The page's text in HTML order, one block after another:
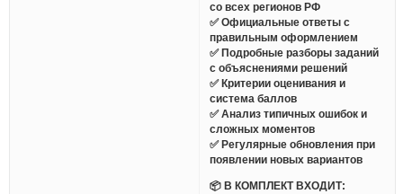
со всех регионов РФ
✅ Официальные ответы с
правильным оформлением
✅ Подробные разборы заданий
с объяснениями решений
✅ Критерии оценивания и
система баллов
✅ Анализ типичных ошибок и
сложных моментов
✅ Регулярные обновления при
появлении новых вариантов
📦 В КОМПЛЕКТ ВХОДИТ: